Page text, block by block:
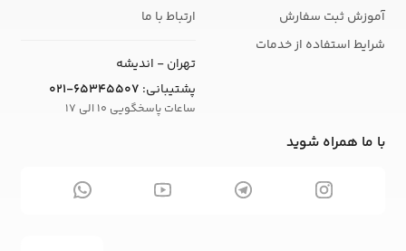
آموزش ثبت سفارش
شرایط استفاده از خدمات
ارتباط با ما
تهران - اندیشه
پشتیبانی: 021-65345507
ساعات پاسخگویی 10 الی 17
با ما همراه شوید